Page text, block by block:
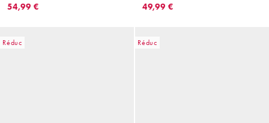
54,99 €
49,99 €
Réduc Réduc